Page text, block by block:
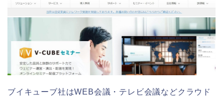
ブイキューブ社はWEB会議・テレビ会議などクラウド